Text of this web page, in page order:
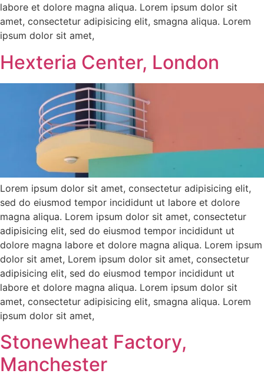
labore et dolore magna aliqua. Lorem ipsum dolor sit
amet, consectetur adipisicing elit, smagna aliqua. Lorem
ipsum dolor sit amet,
Hexteria Center, London
Lorem ipsum dolor sit amet, consectetur adipisicing elit,
sed do eiusmod tempor incididunt ut labore et dolore
magna aliqua. Lorem ipsum dolor sit amet, consectetur
adipisicing elit, sed do eiusmod tempor incididunt ut
dolore magna labore et dolore magna aliqua. Lorem ipsum
dolor sit amet, Lorem ipsum dolor sit amet, consectetur
adipisicing elit, sed do eiusmod tempor incididunt ut
labore et dolore magna aliqua. Lorem ipsum dolor sit
amet, consectetur adipisicing elit, smagna aliqua. Lorem
ipsum dolor sit amet,
Stonewheat Factory,
Manchester